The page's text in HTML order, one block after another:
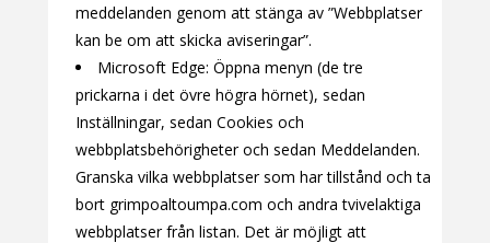
meddelanden genom att stänga av ”Webbplatser
kan be om att skicka aviseringar”.
Microsoft Edge: Öppna menyn (de tre
prickarna i det övre högra hörnet), sedan
Inställningar, sedan Cookies och
webbplatsbehörigheter och sedan Meddelanden.
Granska vilka webbplatser som har tillstånd och ta
bort grimpoaltoumpa.com och andra tvivelaktiga
webbplatser från listan. Det är möjligt att